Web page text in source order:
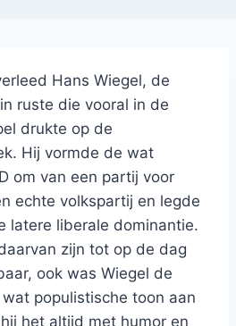
Hans Wiegel, de
ruste die vooral in de
drukte op de
Hij vormde de wat
om van een partij voor
echte volkspartij en legde
latere liberale dominantie.
zijn tot op de dag
ook was Wiegel de
populistische toon aan
het altijd met humor en